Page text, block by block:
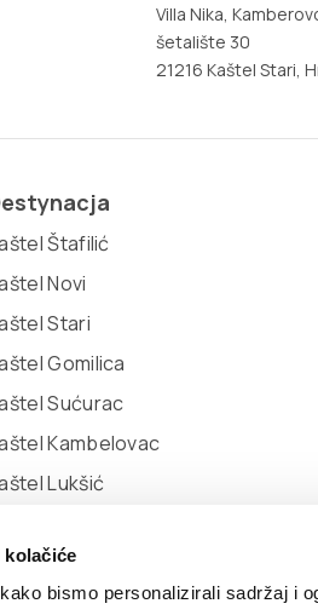
bismo personalizirali sadržaj i
Villa Nika,
šetalište 30
21216 Kaštel Stari,
Štafilić
Novi
Stari
Gomilica
Sućurac
Kambelovac
Lukšić